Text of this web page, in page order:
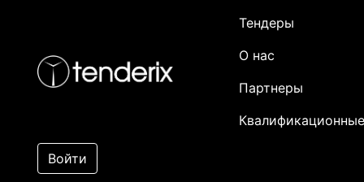
Тендеры
О нас
Партнеры
Войти